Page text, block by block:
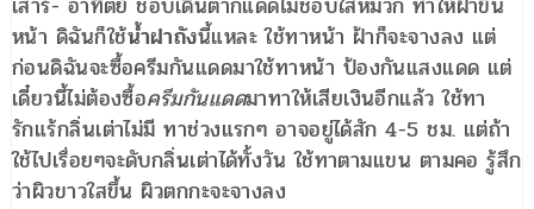
หน้า ดิฉันก็ใช้น้ำฝาถังนี้แหละ ใช้ทาหน้า ฝ้าก็จะจางลง แต่
ก่อนดิฉันจะซื้อครีมกันแดดมาใช้ทาหน้า ป้องกันแสงแดด แต่
เดี๋ยวนี้ไม่ต้องซื้อครีมกันแดดมาทาให้เสียเงินอีกแล้ว ใช้ทา
รักแร้กลิ่นเต่าไม่มี ทาช่วงแรกๆ อาจอยู่ได้สัก 4-5 ชม. แต่ถ้า
ใช้ไปเรื่อยๆจะดับกลิ่นเต่าได้ทั้งวัน ใช้ทาตามแขน ตามคอ รู้สึก
ว่าผิวขาวใสขึ้น ผิวตกกะจะจางลง